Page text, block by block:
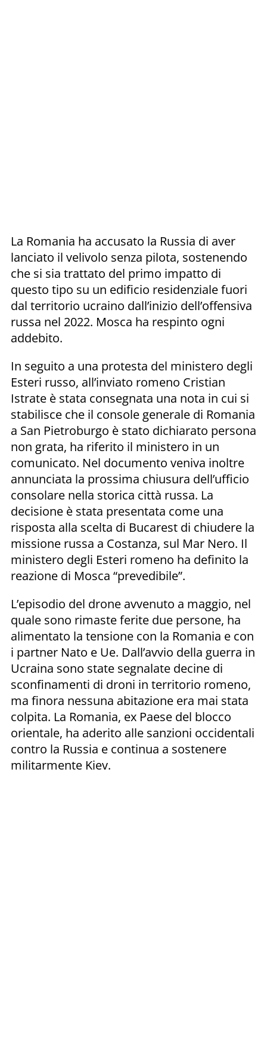
La Romania ha accusato la Russia di aver
lanciato il velivolo senza pilota, sostenendo
che si sia trattato del primo impatto di
questo tipo su un edificio residenziale fuori
dal territorio ucraino dall’inizio dell’offensiva
russa nel 2022. Mosca ha respinto ogni
addebito.
In seguito a una protesta del ministero degli
Esteri russo, all’inviato romeno Cristian
Istrate è stata consegnata una nota in cui si
stabilisce che il console generale di Romania
a San Pietroburgo è stato dichiarato persona
non grata, ha riferito il ministero in un
comunicato. Nel documento veniva inoltre
annunciata la prossima chiusura dell’ufficio
consolare nella storica città russa. La
decisione è stata presentata come una
risposta alla scelta di Bucarest di chiudere la
missione russa a Costanza, sul Mar Nero. Il
ministero degli Esteri romeno ha definito la
reazione di Mosca “prevedibile”.
L’episodio del drone avvenuto a maggio, nel
quale sono rimaste ferite due persone, ha
alimentato la tensione con la Romania e con
i partner Nato e Ue. Dall’avvio della guerra in
Ucraina sono state segnalate decine di
sconfinamenti di droni in territorio romeno,
ma finora nessuna abitazione era mai stata
colpita. La Romania, ex Paese del blocco
orientale, ha aderito alle sanzioni occidentali
contro la Russia e continua a sostenere
militarmente Kiev.